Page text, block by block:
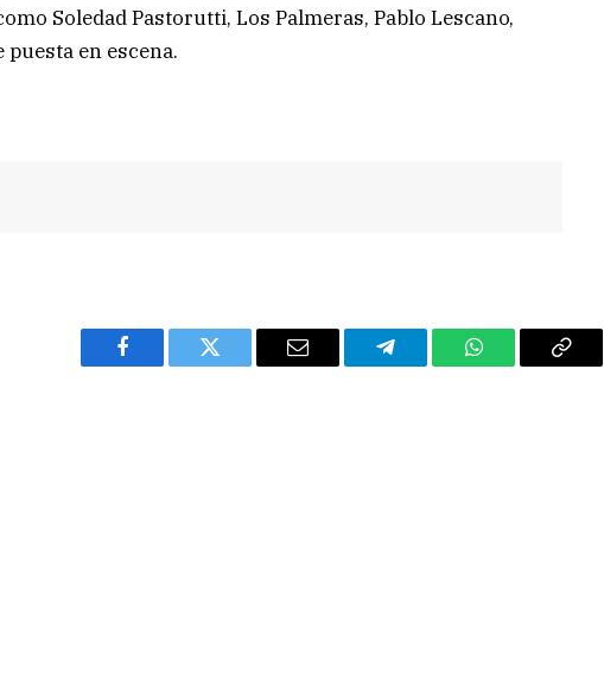
Soledad Pastorutti, Los Palmeras, Pablo Lescano,
en escena.
Facebook Twitter Email Telegram WhatsAppCopy